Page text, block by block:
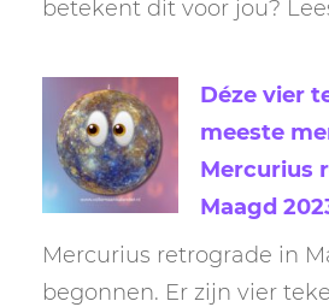
betekent dit voor jou?
Déze vier
meeste
Mercurius
Maagd
Mercurius retrograde in
begonnen. Er zijn vier